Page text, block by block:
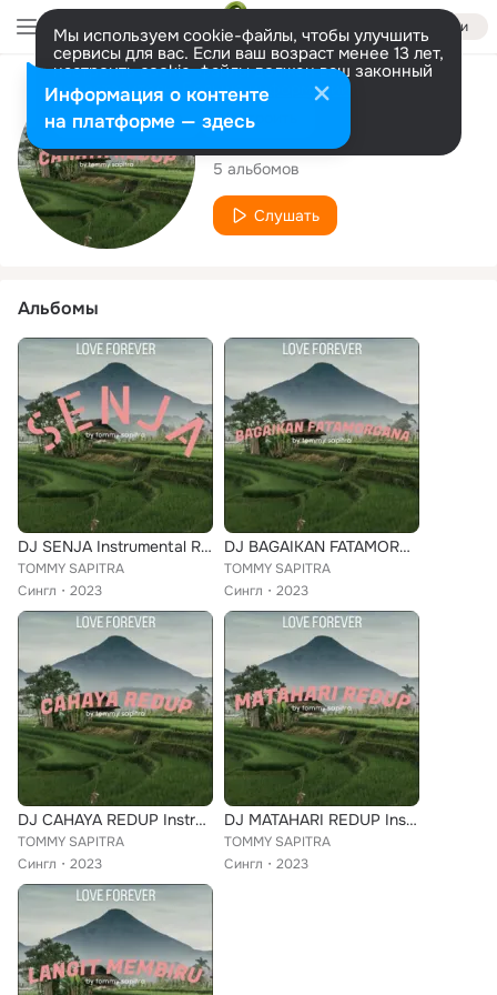
Войти
Мы используем cookie-файлы, чтобы улучшить
сервисы для вас. Если ваш возраст менее 13 лет,
настроить cookie-файлы должен ваш законный
представитель. Больше информации
Разрешить все Настроить
Исполнитель
TOMMY SAPITRA
5 альбомов
Слушать
Альбомы
DJ SENJA Instrumental Remix
TOMMY SAPITRA
Сингл
2023
DJ BAGAIKAN FATAMORGANA Instrumental
TOMMY SAPITRA
Сингл
2023
DJ CAHAYA REDUP Instrumental Remix
TOMMY SAPITRA
Сингл
2023
DJ MATAHARI REDUP Instrumental Remix
TOMMY SAPITRA
Сингл
2023
Информация о контенте
на платформе — здесь